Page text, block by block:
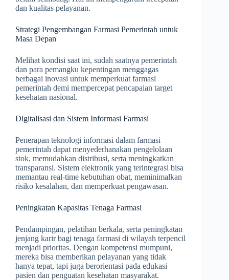
dan kualitas pelayanan.
Strategi Pengembangan Farmasi Pemerintah untuk
Masa Depan
Melihat kondisi saat ini, sudah saatnya pemerintah
dan para pemangku kepentingan menggagas
berbagai inovasi untuk memperkuat farmasi
pemerintah demi mempercepat pencapaian target
kesehatan nasional.
Digitalisasi dan Sistem Informasi Farmasi
Penerapan teknologi informasi dalam farmasi
pemerintah dapat menyederhanakan pengelolaan
stok, memudahkan distribusi, serta meningkatkan
transparansi. Sistem elektronik yang terintegrasi bisa
memantau real-time kebutuhan obat, meminimalkan
risiko kesalahan, dan memperkuat pengawasan.
Peningkatan Kapasitas Tenaga Farmasi
Pendampingan, pelatihan berkala, serta peningkatan
jenjang karir bagi tenaga farmasi di wilayah terpencil
menjadi prioritas. Dengan kompetensi mumpuni,
mereka bisa memberikan pelayanan yang tidak
hanya tepat, tapi juga berorientasi pada edukasi
pasien dan penguatan kesehatan masyarakat.